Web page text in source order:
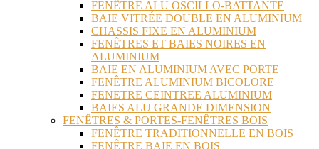
FENÊTRE ALU OSCILLO-BATTANTE
BAIE VITRÉE DOUBLE EN ALUMINIUM
CHASSIS FIXE EN ALUMINIUM
FENÊTRES ET BAIES NOIRES EN
ALUMINIUM
BAIE EN ALUMINIUM AVEC PORTE
FENÊTRE ALUMINIUM BICOLORE
FENETRE CEINTREE ALUMINIUM
BAIES ALU GRANDE DIMENSION
FENÊTRES & PORTES-FENÊTRES BOIS
FENÊTRE TRADITIONNELLE EN BOIS
FENÊTRE BAIE EN BOIS